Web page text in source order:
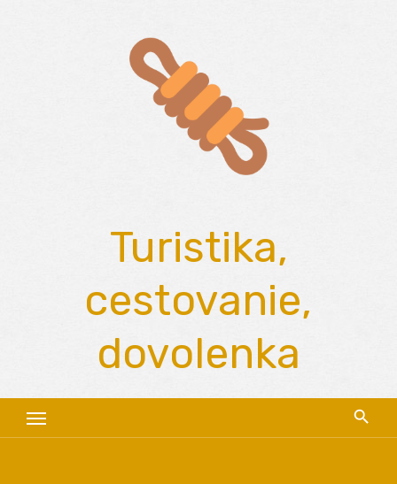
Turistika,
cestovanie,
dovolenka